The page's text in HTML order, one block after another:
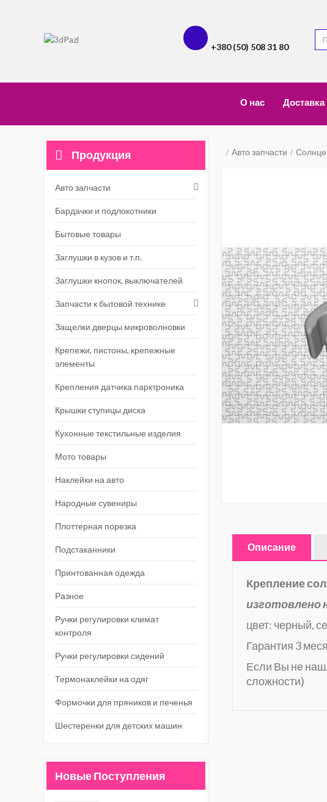
+380 (50) 508 31 80
О нас Доставка
Продукция
Авто запчасти
Бардачки и подлокотники
Бытовые товары
Заглушки в кузов и т.п.
Заглушки кнопок, выключателей
Запчасти к бытовой технике
Защелки дверцы микроволновки
Крепежи, пистоны, крепежные
элементы
Крепления датчика парктроника
Крышки ступицы диска
Кухонные текстильные изделия
Мото товары
Наклейки на авто
Народные сувениры
Плоттерная порезка
Подстаканники
Принтованная одежда
Разное
Ручки регулировки климат
контроля
Ручки регулировки сидений
Термонаклейки на одяг
Формочки для пряников и печенья
Шестеренки для детских машин
Новые Поступления
Авто запчасти
Описание
Крепление
изготовлено
цвет: черный,
Гарантия 3
Если Вы не
сложности)